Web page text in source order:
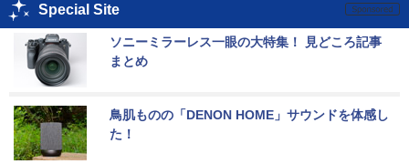
Special Site
ソニーミラーレス一眼の大特集！ 見どころ記事
まとめ
鳥肌ものの「DENON HOME」サウンドを体感し
た！